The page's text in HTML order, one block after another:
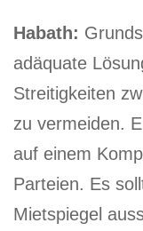
Habath:
adäquate
Streitigkeiten
zu vermeiden.
auf einem
Parteien. Es
Mietspiegel